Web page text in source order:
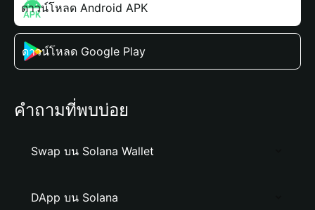
ดาวน์โหลด Android APK
ดาวน์โหลด Google Play
คำถามที่พบบ่อย
Swap บน Solana Wallet
DApp บน Solana